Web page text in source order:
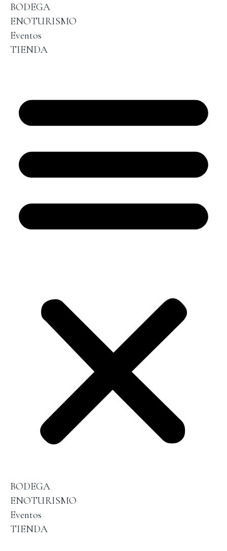
BODEGA
ENOTURISMO
Eventos
TIENDA
BODEGA
ENOTURISMO
Eventos
TIENDA